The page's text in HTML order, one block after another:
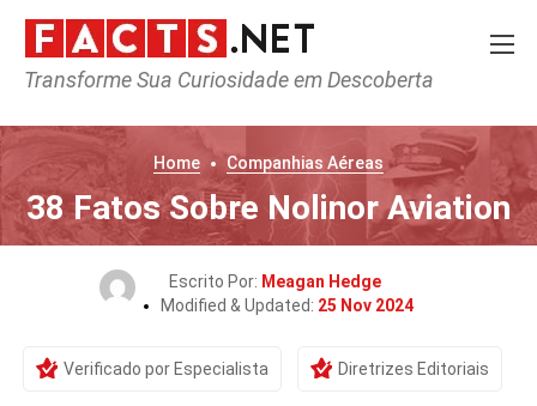
Transforme Sua Curiosidade em Descoberta
Home Companhias Aéreas
38 Fatos Sobre Nolinor Aviation
Escrito Por: Meagan Hedge
Modified & Updated: 25 Nov 2024
Verificado por Especialista Diretrizes Editoriais